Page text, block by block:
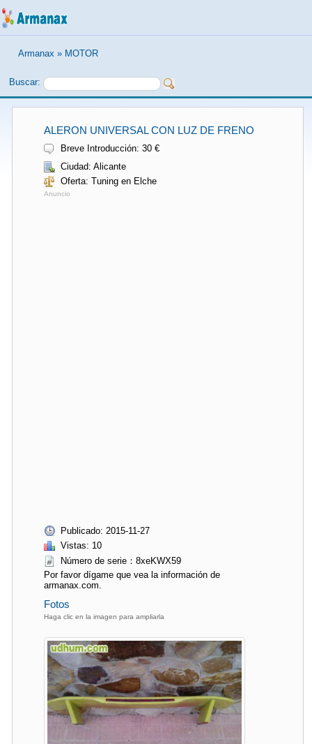
Armanax » MOTOR
Buscar:
ALERON UNIVERSAL CON LUZ DE FRENO
Breve Introducción: 30 €
Ciudad: Alicante
Oferta: Tuning en Elche
Anuncio
Publicado: 2015-11-27
Vistas: 10
Número de serie：8xeKWX59
Por favor dígame que vea la información de
armanax.com.
Fotos
Haga clic en la imagen para ampliarla